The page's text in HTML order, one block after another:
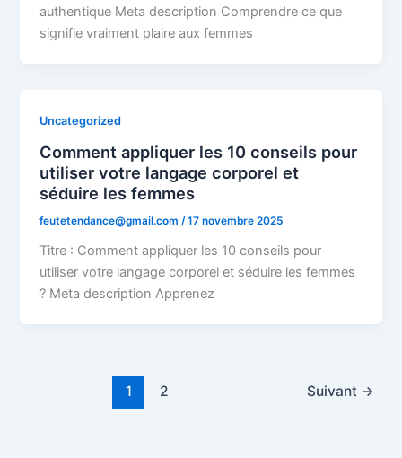
authentique Meta description Comprendre ce que
signifie vraiment plaire aux femmes
Uncategorized
Comment appliquer les 10 conseils pour
utiliser votre langage corporel et
séduire les femmes
feutetendance@gmail.com/17 novembre 2025
Titre : Comment appliquer les 10 conseils pour
utiliser votre langage corporel et séduire les femmes
? Meta description Apprenez
1 2 Suivant →